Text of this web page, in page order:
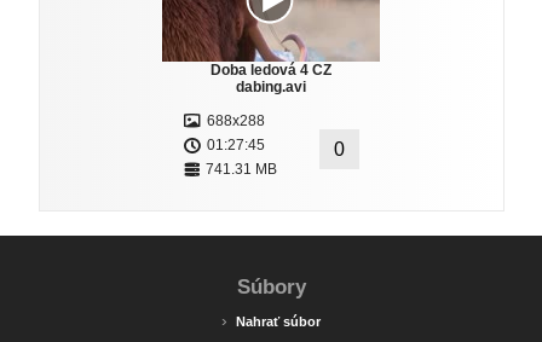
Doba ledová 4 CZ
dabing.avi
688x288
01:27:45
741.31 MB
0
Súbory
› Nahrať súbor